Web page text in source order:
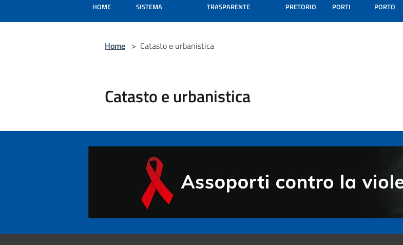
HOME
SISTEMA
TRASPARENTE
PRETORIO
PORTI
PORTO
Home > Catasto e urbanistica
Catasto e urbanistica